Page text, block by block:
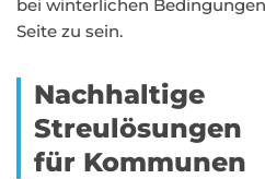
bei winterlichen
Seite zu sein.
Nachhaltige
Streulösungen
für Kommunen